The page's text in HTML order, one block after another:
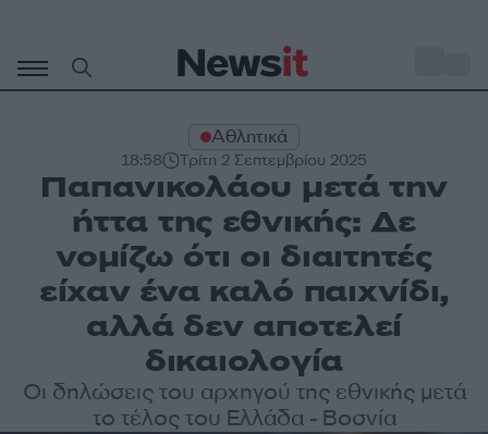
περιεχόμενο
Αθλητικά
18:58 Τρίτη 2 Σεπτεμβρίου 2025
Παπανικολάου μετά την
ήττα της εθνικής: Δε
νομίζω ότι οι διαιτητές
είχαν ένα καλό παιχνίδι,
αλλά δεν αποτελεί
δικαιολογία
Οι δηλώσεις του αρχηγού της εθνικής μετά
το τέλος του Ελλάδα - Βοσνία